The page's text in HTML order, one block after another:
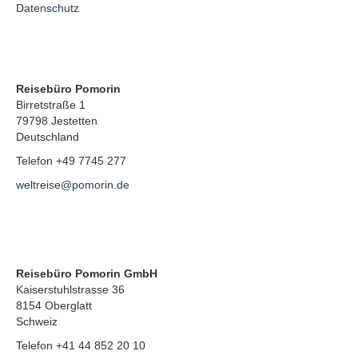
Datenschutz
Reisebüro Pomorin
Birretstraße 1
79798 Jestetten
Deutschland
Telefon +49 7745 277
weltreise@pomorin.de
Reisebüro Pomorin GmbH
Kaiserstuhlstrasse 36
8154 Oberglatt
Schweiz
Telefon +41 44 852 20 10